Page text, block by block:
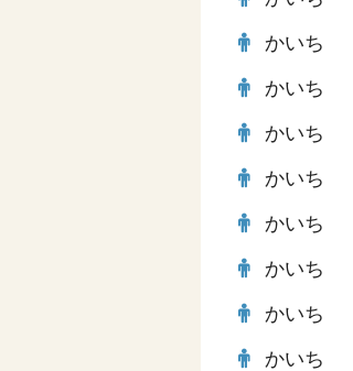
かいち
かいち
かいち
かいち
かいち
かいち
かいち
かいち